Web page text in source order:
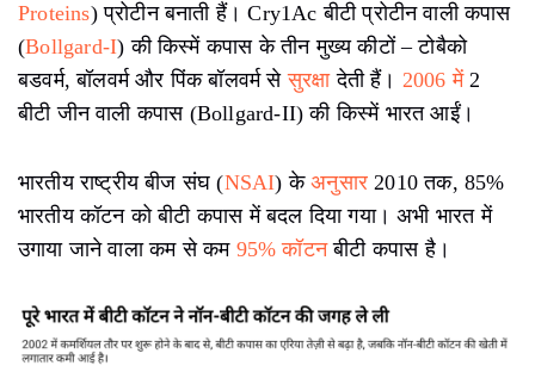
Proteins) प्रोटीन बनाती हैं। Cry1Ac बीटी प्रोटीन वाली कपास
(Bollgard-I) की किस्में कपास के तीन मुख्य कीटों – टोबैको
बडवर्म, बॉलवर्म और पिंक बॉलवर्म सेसुरक्षादेती हैं। 2006 में2
बीटी जीन वाली कपास (Bollgard-II) की किस्में भारत आईं।
भारतीय राष्ट्रीय बीज संघ (NSAI) केअनुसार 2010 तक, 85%
भारतीय कॉटन को बीटी कपास में बदल दिया गया। अभी भारत में
उगाया जाने वाला कम से कम 95% कॉटनबीटी कपास है।